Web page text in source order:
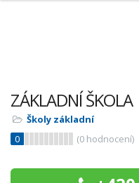
ZÁKLADNÍ ŠKOLA
Školy základní
0
(0 hodnocení)